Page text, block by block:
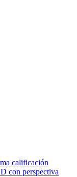
calificación
con perspectiva